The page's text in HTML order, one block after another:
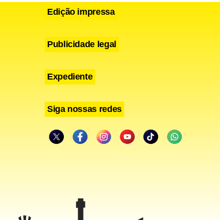
Edição impressa
Publicidade legal
Expediente
Siga nossas redes